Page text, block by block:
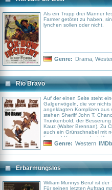
Als ein Trupp drei Männer
Farmer getötet zu haben,
lynchen sollen oder nicht.
Genre: Drama
Rio Bravo
Auf der einen Seite steht
Galgenvögeln, die vor
angeklagten Komplizen aus
stehen Sheriff John T.
Trunkenbold, der
Kauz (Walter Brennan). Zu
auch ein Grünschnabel mit
Frau mit Vergangenheit
Genre: Western
Erbarmungslos
William Munnys Beruf ist der
Für seinen letzten Auftrag